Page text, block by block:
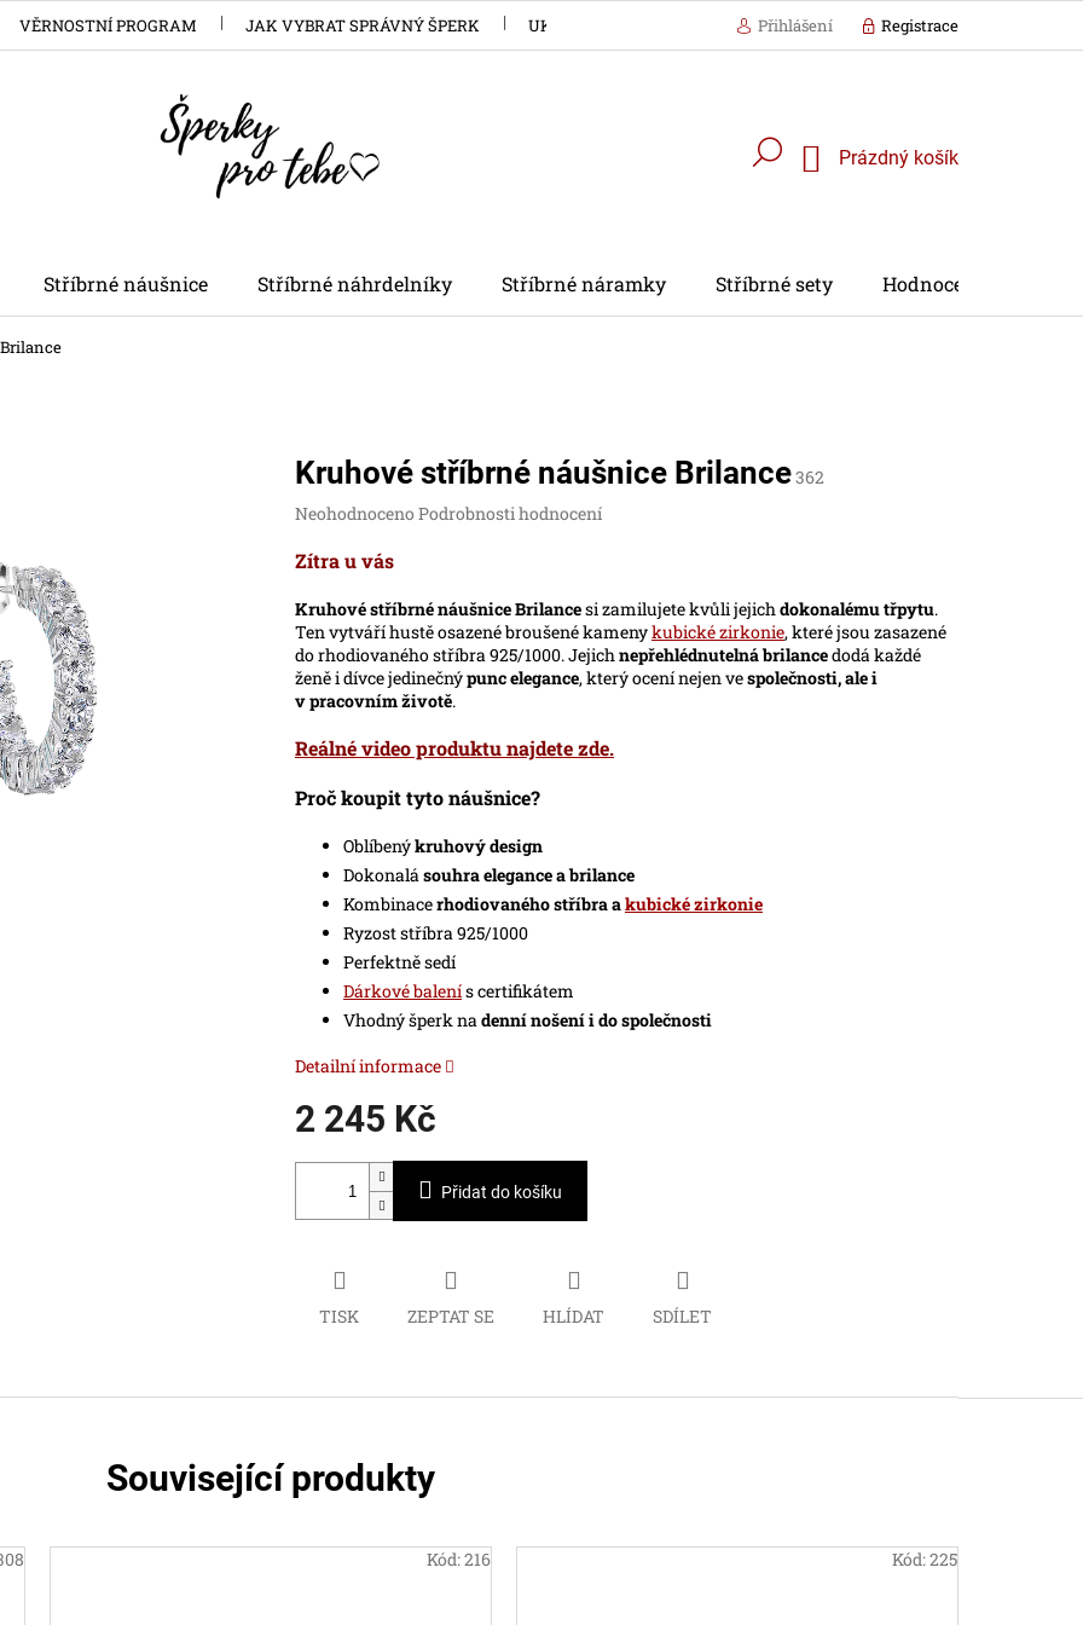
VĚRNOSTNÍ PROGRAM JAK VYBRAT SPRÁVNÝ ŠPERK UKÁZKA BALENÍ Přihlášení Registrace
Nákupní
Prázdný košík
Stříbrné náušnice Stříbrné náhrdelníky Stříbrné náramky Stříbrné sety Hodnocení obchodu
Kruhové stříbrné náušnice Brilance362
Průměrné
produktu
0,0
z
5
hvězdiček.
Neohodnoceno Podrobnosti hodnocení
Zítra u vás
Kruhové stříbrné náušnice Brilancesi zamilujete kvůli jejichdokonalému třpytu.
Ten vytváří hustě osazené broušené kamenykubické zirkonie, které jsou zasazené
do rhodiovaného stříbra 925/1000. Jejichnepřehlédnutelná brilancedodá každé
ženě i dívce jedinečnýpunc elegance, který ocení nejen vespolečnosti, ale i
v pracovním životě.
Reálné video produktu najdete zde.
Proč koupit tyto náušnice?
Oblíbenýkruhový design
Dokonalásouhra elegance a brilance
Kombinacerhodiovaného stříbra akubické zirkonie
Ryzost stříbra 925/1000
Perfektně sedí
Dárkové balenís certifikátem
Vhodný šperk nadenní nošení i do společnosti
Detailní informace
2 245 Kč
Měrná
Přidat do košíku
TISK ZEPTAT SE HLÍDAT SDÍLET
Související produkty
Kód:216 Kód:225